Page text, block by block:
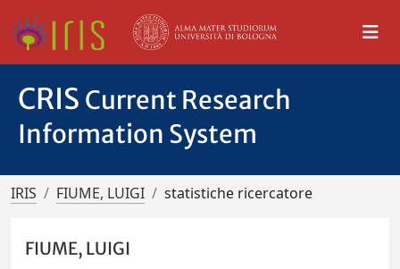
CRIS Current Research
Information System
IRIS FIUME, LUIGI statistiche ricercatore
FIUME, LUIGI